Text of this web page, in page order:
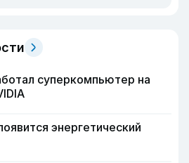
суперкомпьютер на
энергетический